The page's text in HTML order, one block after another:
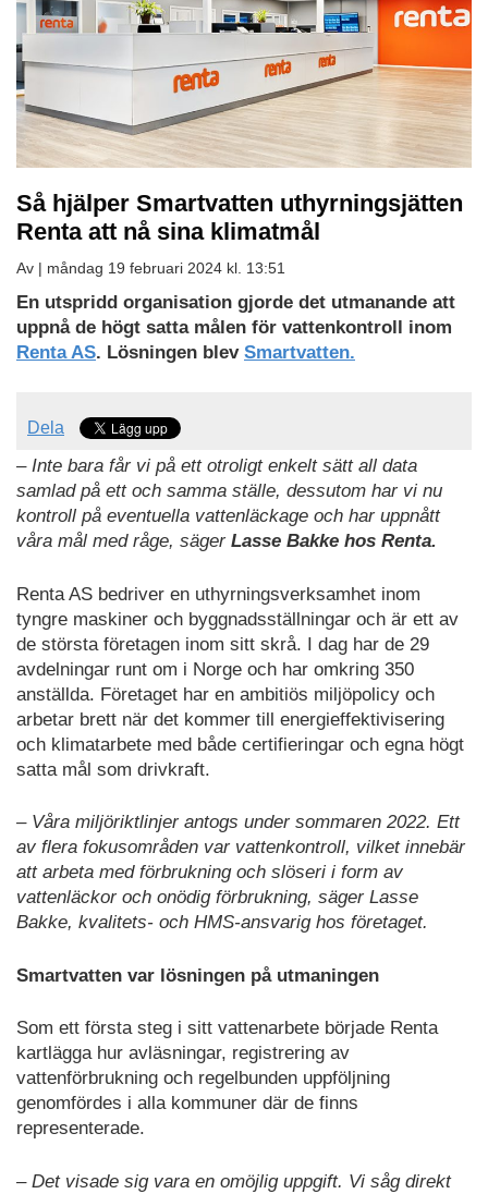
Så hjälper Smartvatten uthyrningsjätten
Renta att nå sina klimatmål
Av | måndag 19 februari 2024 kl. 13:51
Ladda
ned
som
En utspridd organisation gjorde det utmanande att
uppnå de högt satta målen för vattenkontroll inom
Renta AS. Lösningen blev Smartvatten.
Dela
– Inte bara får vi på ett otroligt enkelt sätt all data
samlad på ett och samma ställe, dessutom har vi nu
kontroll på eventuella vattenläckage och har uppnått
våra mål med råge, säger Lasse Bakke hos Renta.
Renta AS bedriver en uthyrningsverksamhet inom
tyngre maskiner och byggnadsställningar och är ett av
de största företagen inom sitt skrå. I dag har de 29
avdelningar runt om i Norge och har omkring 350
anställda. Företaget har en ambitiös miljöpolicy och
arbetar brett när det kommer till energieffektivisering
och klimatarbete med både certifieringar och egna högt
satta mål som drivkraft.
– Våra miljöriktlinjer antogs under sommaren 2022. Ett
av flera fokusområden var vattenkontroll, vilket innebär
att arbeta med förbrukning och slöseri i form av
vattenläckor och onödig förbrukning, säger Lasse
Bakke, kvalitets- och HMS-ansvarig hos företaget.
Smartvatten var lösningen på utmaningen
Som ett första steg i sitt vattenarbete började Renta
kartlägga hur avläsningar, registrering av
vattenförbrukning och regelbunden uppföljning
genomfördes i alla kommuner där de finns
representerade.
– Det visade sig vara en omöjlig uppgift. Vi såg direkt